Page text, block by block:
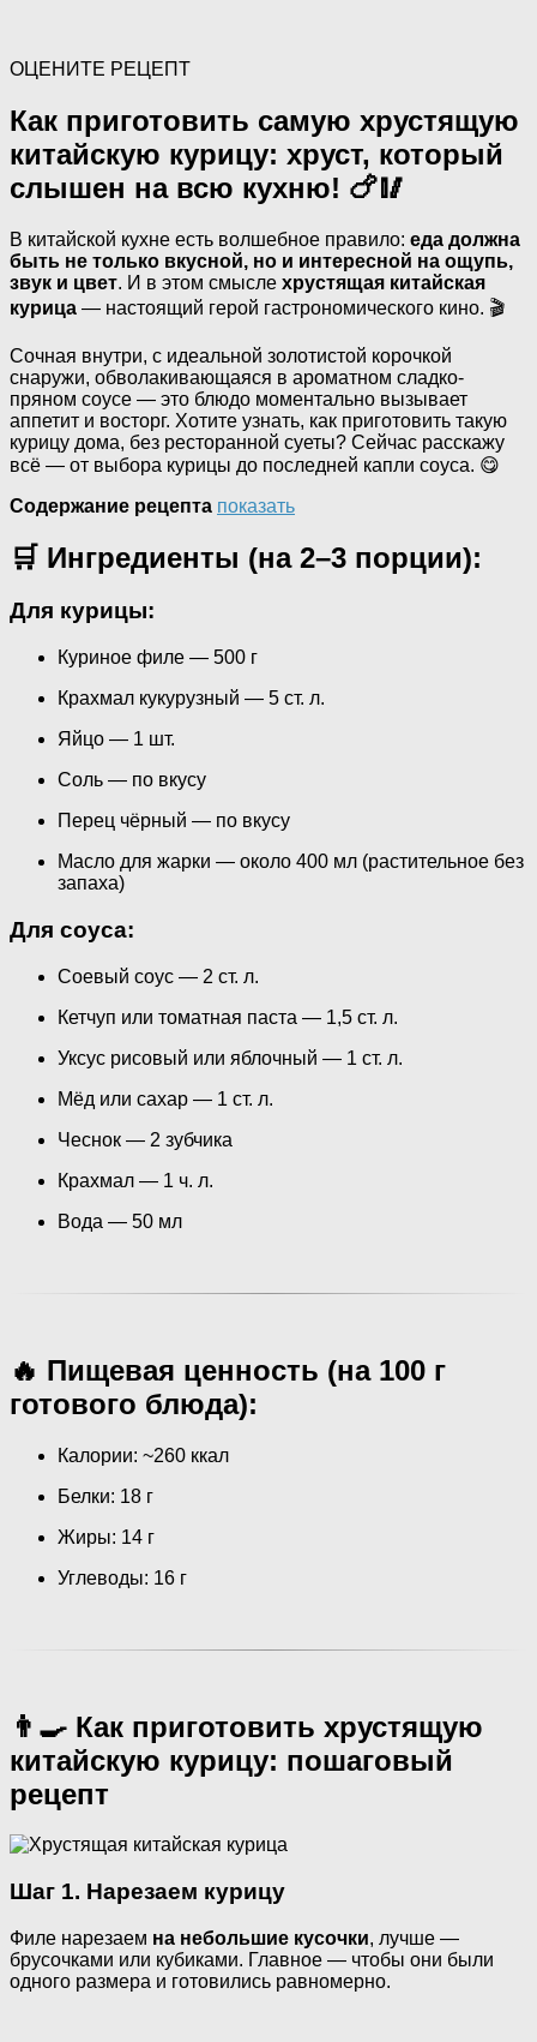
ОЦЕНИТЕ РЕЦЕПТ
Как приготовить самую хрустящую
китайскую курицу: хруст, который
слышен на всю кухню! 🍗🥢
В китайской кухне есть волшебное правило: еда должна
быть не только вкусной, но и интересной на ощупь,
звук и цвет. И в этом смысле хрустящая китайская
курица — настоящий герой гастрономического кино. 🎬
Сочная внутри, с идеальной золотистой корочкой
снаружи, обволакивающаяся в ароматном сладко-
пряном соусе — это блюдо моментально вызывает
аппетит и восторг. Хотите узнать, как приготовить такую
курицу дома, без ресторанной суеты? Сейчас расскажу
всё — от выбора курицы до последней капли соуса. 😋
Содержание рецепта показать
🛒 Ингредиенты (на 2–3 порции):
Для курицы:
Куриное филе — 500 г
Крахмал кукурузный — 5 ст. л.
Яйцо — 1 шт.
Соль — по вкусу
Перец чёрный — по вкусу
Масло для жарки — около 400 мл (растительное без
запаха)
Для соуса:
Соевый соус — 2 ст. л.
Кетчуп или томатная паста — 1,5 ст. л.
Уксус рисовый или яблочный — 1 ст. л.
Мёд или сахар — 1 ст. л.
Чеснок — 2 зубчика
Крахмал — 1 ч. л.
Вода — 50 мл
🔥 Пищевая ценность (на 100 г
готового блюда):
Калории: ~260 ккал
Белки: 18 г
Жиры: 14 г
Углеводы: 16 г
👨‍🍳 Как приготовить хрустящую
китайскую курицу: пошаговый
рецепт
Шаг 1. Нарезаем курицу
Филе нарезаем на небольшие кусочки, лучше —
брусочками или кубиками. Главное — чтобы они были
одного размера и готовились равномерно.